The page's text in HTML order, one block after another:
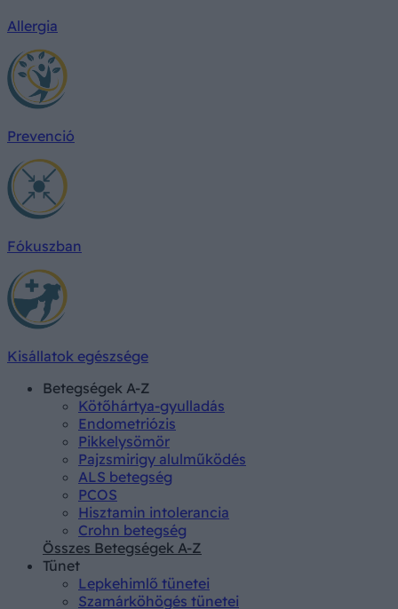
Allergia
Prevenció
Fókuszban
Kisállatok egészsége
Betegségek A-Z
Kötőhártya-gyulladás
Endometriózis
Pikkelysömör
Pajzsmirigy alulműködés
ALS betegség
PCOS
Hisztamin intolerancia
Crohn betegség
Összes Betegségek A-Z
Tünet
Lepkehimlő tünetei
Szamárköhögés tünetei